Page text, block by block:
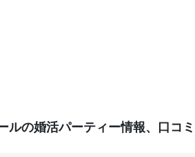
ルの婚活パーティー情報、口コ